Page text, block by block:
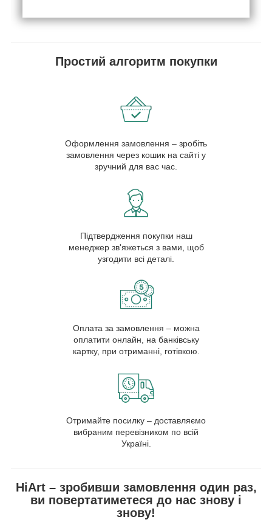
Простий алгоритм покупки
Оформлення замовлення – зробіть
замовлення через кошик на сайті у
зручний для вас час.
Підтвердження покупки наш
менеджер зв'яжеться з вами, щоб
узгодити всі деталі.
Оплата за замовлення – можна
оплатити онлайн, на банківську
картку, при отриманні, готівкою.
Отримайте посилку – доставляємо
вибраним перевізником по всій
Україні.
HiArt – зробивши замовлення один раз,
ви повертатиметеся до нас знову і
знову!